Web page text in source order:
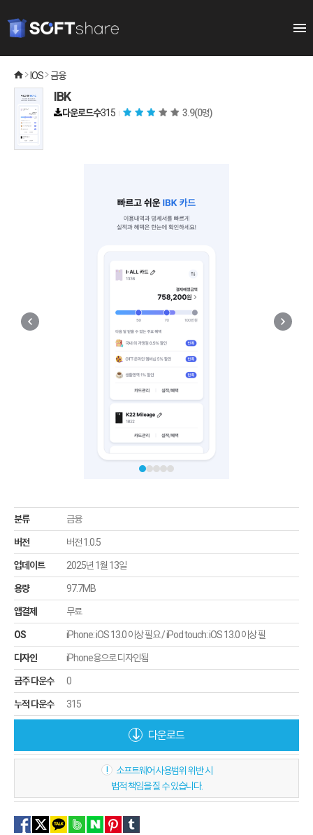
IOS 금융
IBK
다운로드수315 3.9(0명)
분류 금융
버전 버전 1.0.5
업데이트 2025년 1월 13일
용량 97.7MB
앱결제 무료
OS iPhone: iOS 13.0 이상 필요 / iPod touch: iOS 13.0 이상 필
디자인 iPhone용으로 디자인됨
금주 다운수 0
누적 다운수 315
다운로드
!
소프트웨어 사용범위 위반 시
법적 책임을 질 수 있습니다.